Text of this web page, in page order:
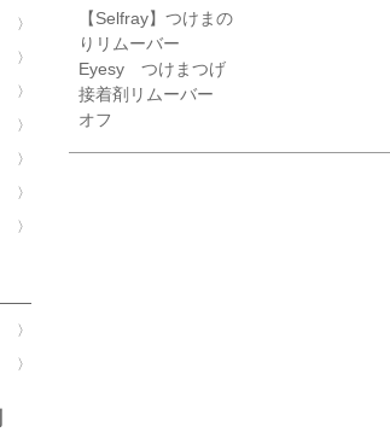
【Selfray】つけまの
りリムーバー
Eyesy つけまつげ
接着剤リムーバー
オフ